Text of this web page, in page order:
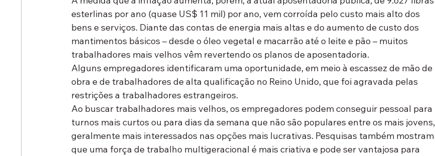
esterlinas por ano (quase US$ 11 mil) por ano, vem corroída pelo custo mais alto dos
bens e serviços. Diante das contas de energia mais altas e do aumento de custo dos
mantimentos básicos – desde o óleo vegetal e macarrão até o leite e pão – muitos
trabalhadores mais velhos vêm revertendo os planos de aposentadoria.
Alguns empregadores identificaram uma oportunidade, em meio à escassez de mão de
obra e de trabalhadores de alta qualificação no Reino Unido, que foi agravada pelas
restrições a trabalhadores estrangeiros.
Ao buscar trabalhadores mais velhos, os empregadores podem conseguir pessoal para
turnos mais curtos ou para dias da semana que não são populares entre os mais jovens,
geralmente mais interessados nas opções mais lucrativas. Pesquisas também mostram
que uma força de trabalho multigeracional é mais criativa e pode ser vantajosa para